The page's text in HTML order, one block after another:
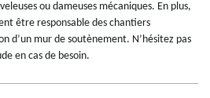
ou dameuses mécaniques. En plus,
être responsable des chantiers
d’un mur de soutènement. N’hésitez pas
en cas de besoin.